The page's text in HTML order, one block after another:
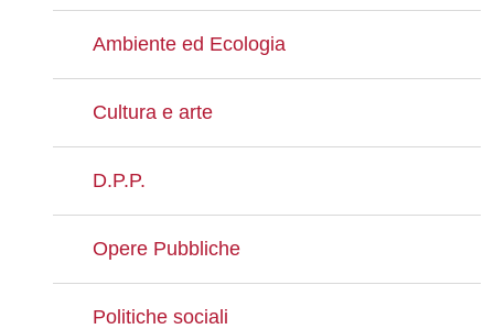
Ambiente ed Ecologia
Cultura e arte
D.P.P.
Opere Pubbliche
Politiche sociali